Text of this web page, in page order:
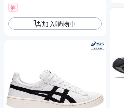
券
加入購物車